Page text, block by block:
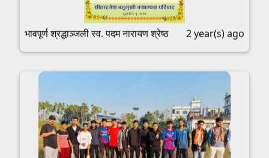
भावपूर्ण श्रद्धाञ्जली स्व. पदम नारायण श्रेष्ठ 2 year(s) ago